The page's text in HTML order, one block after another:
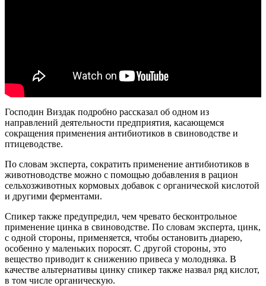
Господин Виздак подробно рассказал об одном из
направлений деятельности предприятия, касающемся
сокращения применения антибиотиков в свиноводстве и
птицеводстве.
По словам эксперта, сократить применение антибиотиков в
животноводстве можно с помощью добавления в рацион
сельхозживотных кормовых добавок с органической кислотой
и другими ферментами.
Спикер также предупредил, чем чревато бесконтрольное
применение цинка в свиноводстве. По словам эксперта, цинк,
с одной стороны, применяется, чтобы остановить диарею,
особенно у маленьких поросят. С другой стороны, это
вещество приводит к снижению привеса у молодняка. В
качестве альтернативы цинку спикер также назвал ряд кислот,
в том числе органическую.